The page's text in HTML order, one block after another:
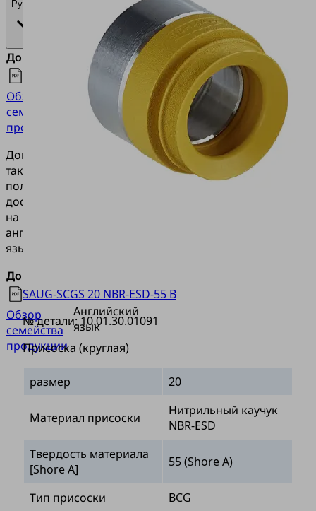
Русский
Документы Язык
Обзор
семейства
продукции
Русский
Документация
также
полностью
доступна
на
английском
языке.
Документы
Обзор
семейства
продукции
Английский
язык
SAUG-SCGS 20 NBR-ESD-55 B
№ детали:10.01.30.01091
Присоска (круглая)
размер 20
Материал присоски
Нитрильный каучук
NBR-ESD
Твердость материала
[Shore A]
55 (Shore A)
Тип присоски
BCG